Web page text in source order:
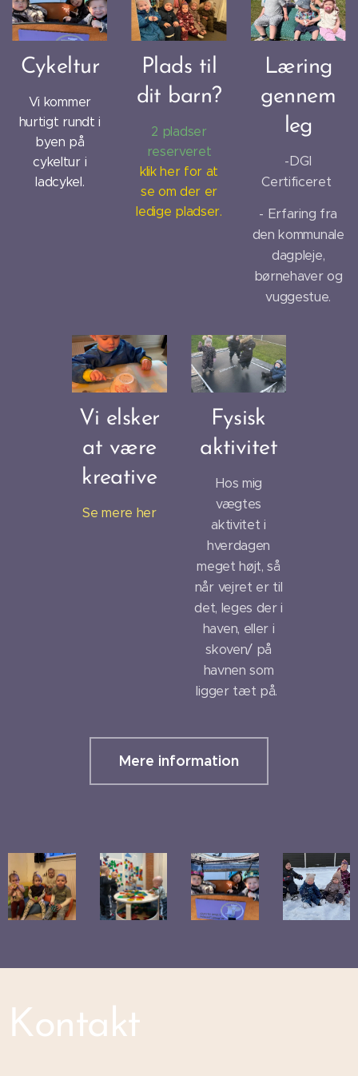
Cykeltur
Vi kommer
hurtigt rundt i
byen på
cykeltur i
ladcykel.
Plads til
dit barn?
2 pladser
reserveret
klik her for at
se om der er
ledige pladser.
Læring
gennem
leg
-DGI
Certificeret
- Erfaring fra
den kommunale
dagpleje,
børnehaver og
vuggestue.
Vi elsker
at være
kreative
Se mere her
Fysisk
aktivitet
Hos mig
vægtes
aktivitet i
hverdagen
meget højt, så
når vejret er til
det, leges der i
haven, eller i
skoven/ på
havnen som
ligger tæt på.
Mere information
Kontakt